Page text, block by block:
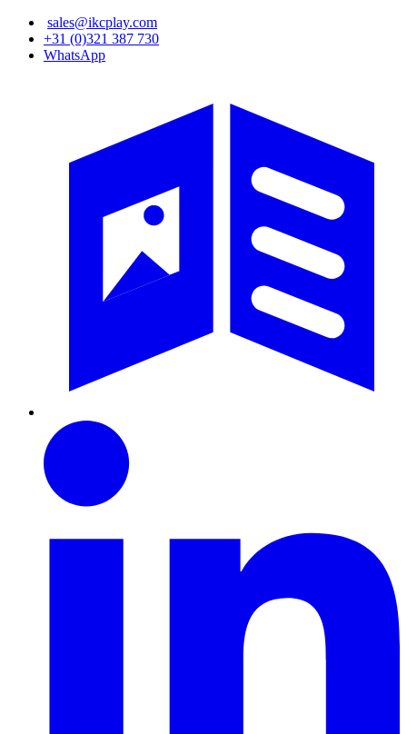
Overslaan
naar
sales@ikcplay.com
+31 (0)321 387 730
WhatsApp